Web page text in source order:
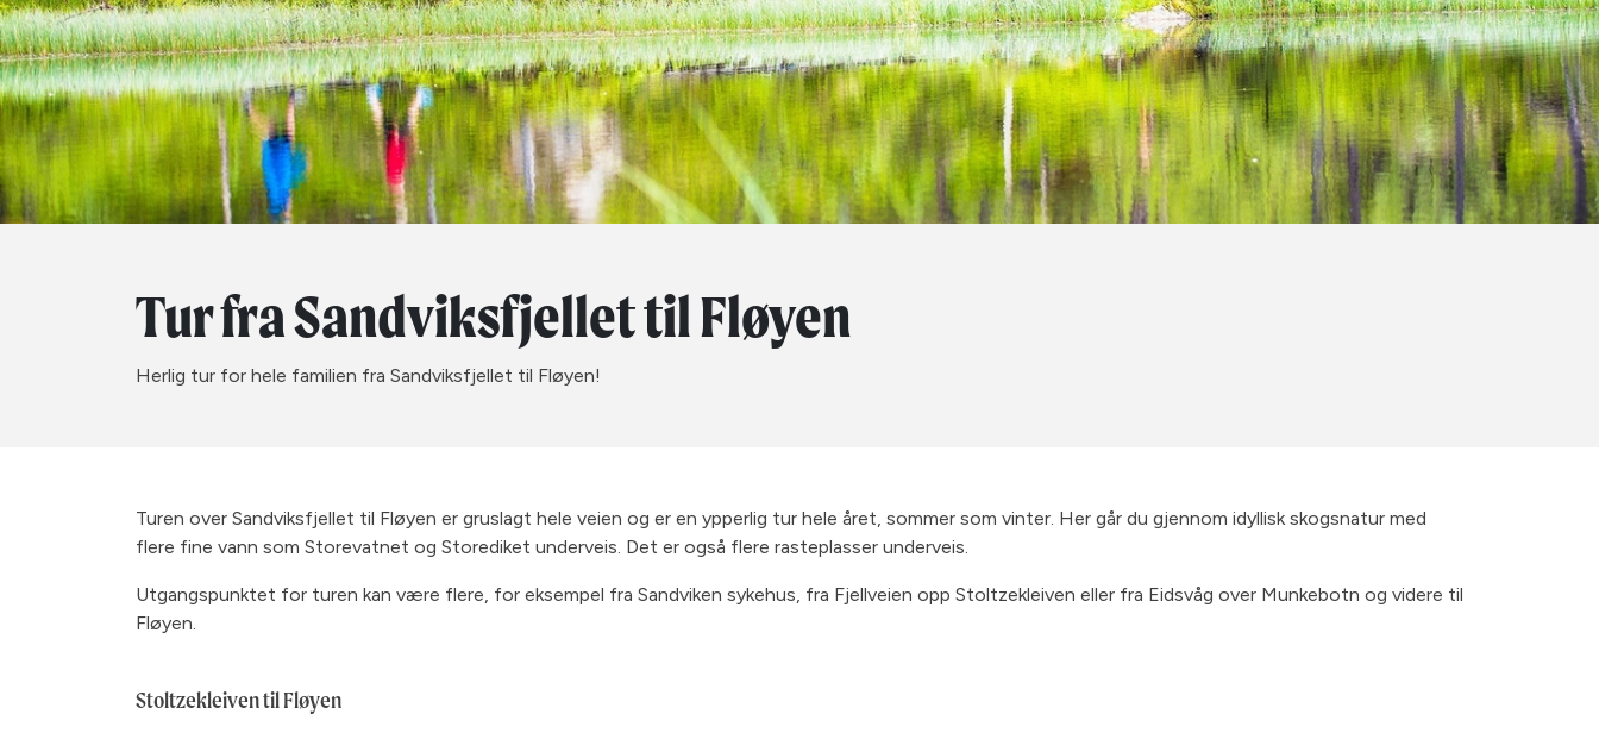
Tur fra Sandviksfjellet til Fløyen
Herlig tur for hele familien fra Sandviksfjellet til Fløyen!
Turen over Sandviksfjellet til Fløyen er gruslagt hele veien og er en ypperlig tur hele året, sommer som vinter. Her går du gjennom idyllisk skogsnatur med
flere fine vann som Storevatnet og Storediket underveis. Det er også flere rasteplasser underveis.
Utgangspunktet for turen kan være flere, for eksempel fra Sandviken sykehus, fra Fjellveien opp Stoltzekleiven eller fra Eidsvåg over Munkebotn og videre til
Fløyen.
Stoltzekleiven til Fløyen